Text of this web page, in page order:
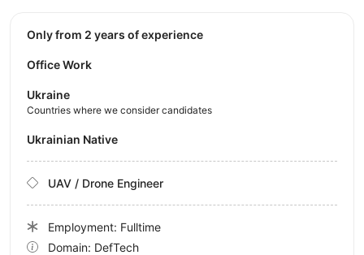
Only from 2 years of experience
Office Work
Ukraine
Countries where we consider candidates
Ukrainian Native
UAV / Drone Engineer
Employment: Fulltime
Domain: DefTech